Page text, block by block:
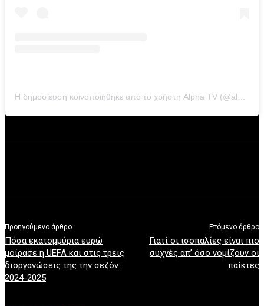
Η δημοσίευση κοινοποιήθηκε από το χρήστη Alpha TV (@alphatv)
Προηγούμενο άρθρο
Πόσα εκατομμύρια ευρώ
μοίρασε η UEFA και στις τρεις
διοργανώσεις της την σεζόν
2024-2025
Επόμενο άρθρο
Γιατί οι ισοπαλίες είναι πιο
συχνές απ’ όσο νομίζουν οι
παίκτες